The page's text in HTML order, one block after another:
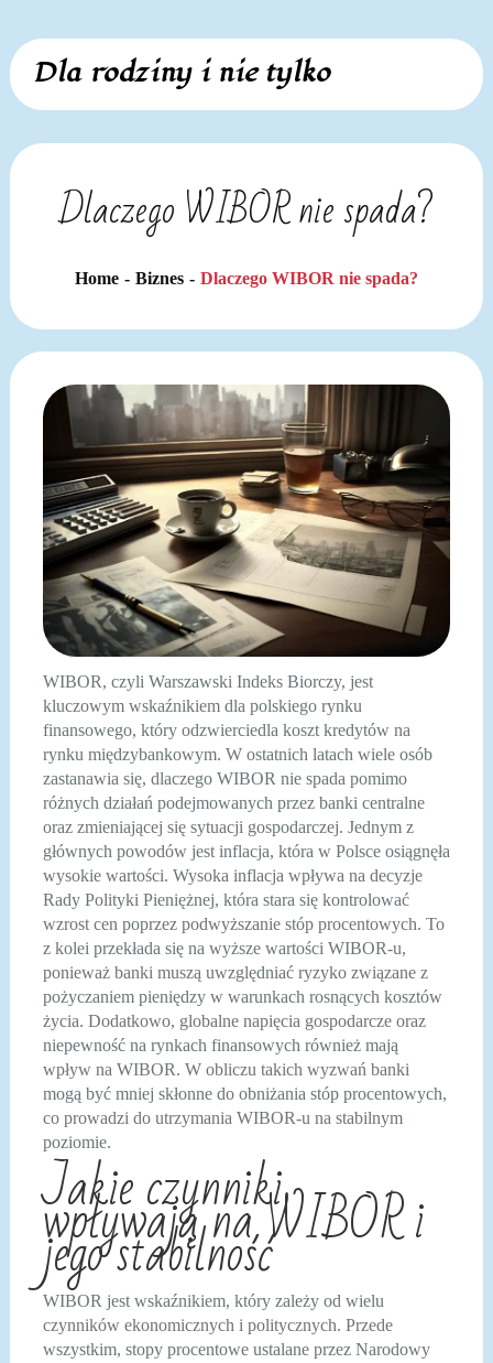
Skip
content
Dla rodziny i nie tylko
Dlaczego WIBOR nie spada?
Home Biznes Dlaczego WIBOR nie spada?
WIBOR, czyli Warszawski Indeks Biorczy, jest
kluczowym wskaźnikiem dla polskiego rynku
finansowego, który odzwierciedla koszt kredytów na
rynku międzybankowym. W ostatnich latach wiele osób
zastanawia się, dlaczego WIBOR nie spada pomimo
różnych działań podejmowanych przez banki centralne
oraz zmieniającej się sytuacji gospodarczej. Jednym z
głównych powodów jest inflacja, która w Polsce osiągnęła
wysokie wartości. Wysoka inflacja wpływa na decyzje
Rady Polityki Pieniężnej, która stara się kontrolować
wzrost cen poprzez podwyższanie stóp procentowych. To
z kolei przekłada się na wyższe wartości WIBOR-u,
ponieważ banki muszą uwzględniać ryzyko związane z
pożyczaniem pieniędzy w warunkach rosnących kosztów
życia. Dodatkowo, globalne napięcia gospodarcze oraz
niepewność na rynkach finansowych również mają
wpływ na WIBOR. W obliczu takich wyzwań banki
mogą być mniej skłonne do obniżania stóp procentowych,
co prowadzi do utrzymania WIBOR-u na stabilnym
poziomie.
Jakie czynniki
wpływają na WIBOR i
jego stabilność
WIBOR jest wskaźnikiem, który zależy od wielu
czynników ekonomicznych i politycznych. Przede
wszystkim, stopy procentowe ustalane przez Narodowy